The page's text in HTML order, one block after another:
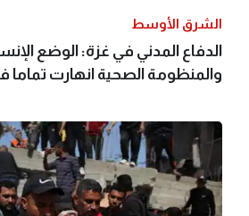
الشرق الأوسط
الدفاع المدني في غزة: الوضع
والمنظومة الصحية انهارت تماما